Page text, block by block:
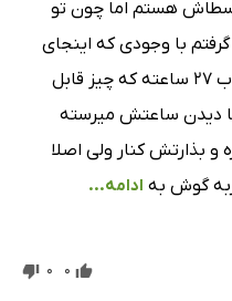
23 دقیقه
25 دقیقه
18 دقیقه
6 دقیقه
هستم اما چون تو
با وجودی که اینجای
کار هستم نظر خودمو بنویسم. کتاب ۲۷ ساعته که چیز قابل
دیدن ساعتش میرسته
بذارتش کنار ولی اصلا
گوش به ادامه...
0
0